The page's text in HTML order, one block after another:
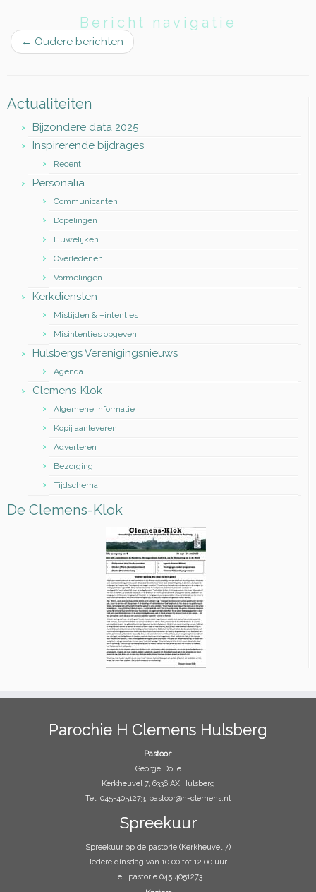
Bericht navigatie
← Oudere berichten
Actualiteiten
Bijzondere data 2025
Inspirerende bijdrages
Recent
Personalia
Communicanten
Dopelingen
Huwelijken
Overledenen
Vormelingen
Kerkdiensten
Mistijden & –intenties
Misintenties opgeven
Hulsbergs Verenigingsnieuws
Agenda
Clemens-Klok
Algemene informatie
Kopij aanleveren
Adverteren
Bezorging
Tijdschema
De Clemens-Klok
Parochie H Clemens Hulsberg
Pastoor:
George Dölle
Kerkheuvel 7, 6336 AX Hulsberg
Tel. 045-4051273, pastoor@h-clemens.nl
Spreekuur
Spreekuur op de pastorie (Kerkheuvel 7)
Iedere dinsdag van 10.00 tot 12.00 uur
Tel. pastorie 045 4051273